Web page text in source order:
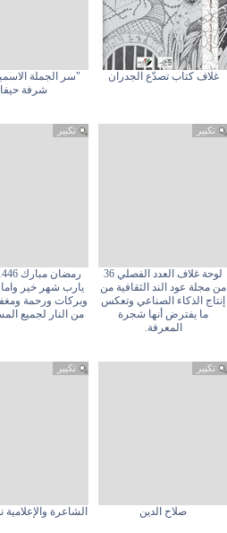
غلاف كتاب تصدّع الجدران
"سر الجملة
شرفة حيفا
تكبير
لوحة غلاف العدد الفصلي 36
من مجلة عود الند الثقافية من
إنتاج الذكاء الصناعي وتعكس
ما يفترض أنها شجرة
المعرفة.
تكبير
يارب شهر خير
وبركات ورحمة
من النار لجميع
تكبير
صلاح الدين
تكبير
الشاعرة